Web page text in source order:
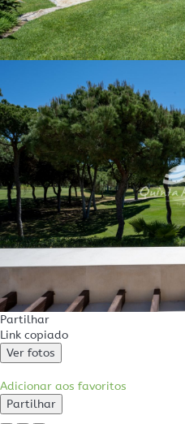
Partilhar
Link copiado
Ver fotos
Adicionar aos favoritos
Partilhar